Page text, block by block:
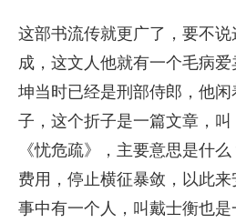
这部书流传就更广了，要不
成，这文人他就有一个毛病
坤当时已经是刑部侍郎，他
子，这个折子是一篇文章，叫
《忧危疏》，主要意思是什
费用，停止横征暴敛，以此
事中有一个人，叫戴士衡也